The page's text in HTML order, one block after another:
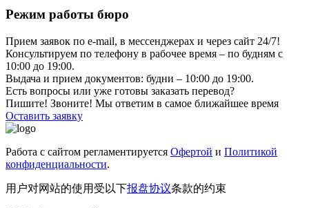
Режим работы бюро
Прием заявок по e-mail, в мессенджерах и через сайт 24/7!
Консультируем по телефону в рабочее время – по будням с
10:00 до 19:00.
Выдача и прием документов: будни – 10:00 до 19:00.
Есть вопросы или уже готовы заказать перевод?
Пишите! Звоните! Мы ответим в самое ближайшее время
Оставить заявку
Работа с сайтом регламентируется Офертой и Политикой
конфиденциальности.
用户对网站的使用受以下报盘协议条款的约束